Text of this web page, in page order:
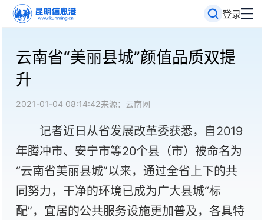
登录
云南省“美丽县城”颜值品质双提
升
2021-01-04 08:14:42来源：云南网
记者近日从省发展改革委获悉，自2019
年腾冲市、安宁市等20个县（市）被命名为
“云南省美丽县城”以来，通过全省上下的共
同努力，干净的环境已成为广大县城“标
配”，宜居的公共服务设施更加普及，各具特